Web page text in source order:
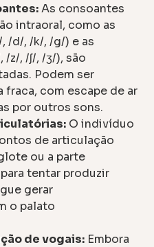
As consoantes
intraoral, como as
/d/, /k/, /g/) e as
z/, /ʃ/, /ʒ/), são
Podem ser
fraca, com escape de ar
por outros sons.
O indivíduo
de articulação
ou a parte
tentar produzir
gerar
o palato
de vogais: Embora